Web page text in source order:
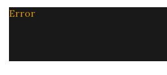
Error